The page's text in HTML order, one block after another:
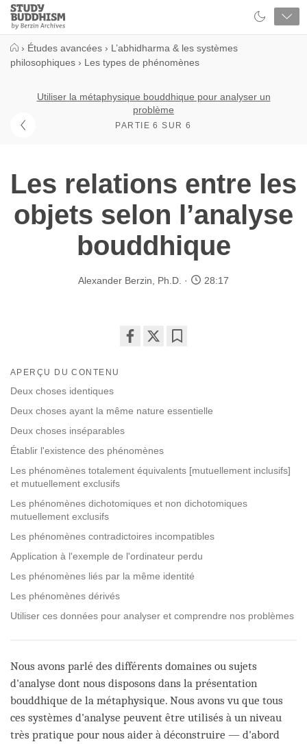
Close
Study
Buddhism
Home
› Études avancées › L’abhidharma & les systèmes
philosophiques › Les types de phénomènes
Utiliser la métaphysique bouddhique pour analyser un
problème
PARTIE 6 SUR 6
Les relations entre les
objets selon l’analyse
bouddhique
Alexander Berzin, Ph.D. 28:17
APERÇU DU CONTENU
Deux choses identiques
Deux choses ayant la même nature essentielle
Deux choses inséparables
Établir l'existence des phénomènes
Les phénomènes totalement équivalents [mutuellement inclusifs]
et mutuellement exclusifs
Les phénomènes dichotomiques et non dichotomiques
mutuellement exclusifs
Les phénomènes contradictoires incompatibles
Application à l'exemple de l'ordinateur perdu
Les phénomènes liés par la même identité
Les phénomènes dérivés
Utiliser ces données pour analyser et comprendre nos problèmes
Nous avons parlé des différents domaines ou sujets
d'analyse dont nous disposons dans la présentation
bouddhique de la métaphysique. Nous avons vu que tous
ces systèmes d'analyse peuvent être utilisés à un niveau
très pratique pour nous aider à déconstruire — d'abord